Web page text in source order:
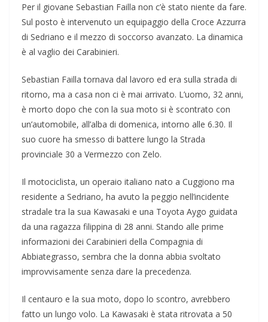
Per il giovane Sebastian Failla non c’è stato niente da fare.
Sul posto è intervenuto un equipaggio della Croce Azzurra
di Sedriano e il mezzo di soccorso avanzato. La dinamica
è al vaglio dei Carabinieri.
Sebastian Failla tornava dal lavoro ed era sulla strada di
ritorno, ma a casa non ci è mai arrivato. L’uomo, 32 anni,
è morto dopo che con la sua moto si è scontrato con
un’automobile, all’alba di domenica, intorno alle 6.30. Il
suo cuore ha smesso di battere lungo la Strada
provinciale 30 a Vermezzo con Zelo.
Il motociclista, un operaio italiano nato a Cuggiono ma
residente a Sedriano, ha avuto la peggio nell’incidente
stradale tra la sua Kawasaki e una Toyota Aygo guidata
da una ragazza filippina di 28 anni. Stando alle prime
informazioni dei Carabinieri della Compagnia di
Abbiategrasso, sembra che la donna abbia svoltato
improvvisamente senza dare la precedenza.
Il centauro e la sua moto, dopo lo scontro, avrebbero
fatto un lungo volo. La Kawasaki è stata ritrovata a 50